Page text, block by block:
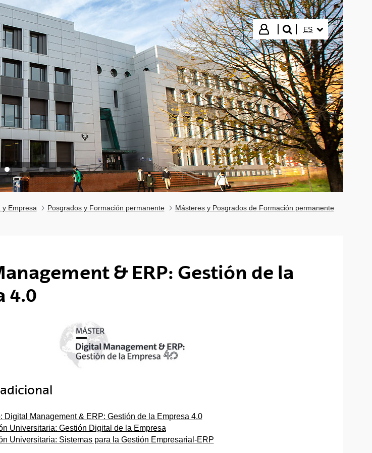
Iniciar sesión
buscar"
IDIOMA
ES
y Empresa Posgrados y Formación permanente
Másteres y Posgrados de Formación permanente
& ERP: Gestión de la
4.0
Digital Management & ERP: Gestión de la Empresa 4.0
Universitaria: Gestión Digital de la Empresa
Universitaria: Sistemas para la Gestión Empresarial-ERP